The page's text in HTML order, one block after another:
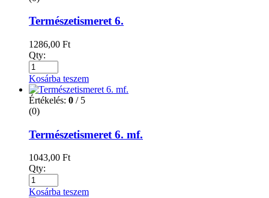
Természetismeret 6.
1286,00 Ft
Qty:
Kosárba teszem
Értékelés: 0 / 5
(0)
Természetismeret 6. mf.
1043,00 Ft
Qty:
Kosárba teszem